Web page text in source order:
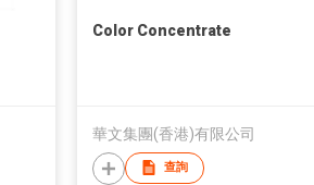
Color Concentrate
華文集團(香港)有限公司
查詢